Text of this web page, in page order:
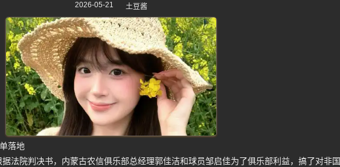
2026-05-21
土豆酱
落地
法院判决书，内蒙古农信俱乐部总经理郭佳洁和球员邹启佳为了俱乐部利益，搞了对非国